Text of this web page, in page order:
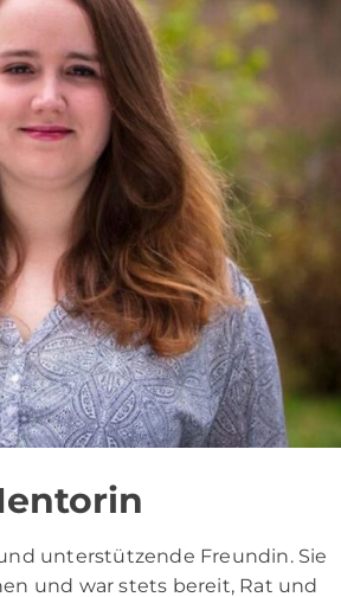
unterstützende Freundin. Sie
und war stets bereit, Rat und